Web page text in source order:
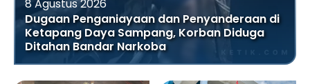
8 Agustus 2026
Dugaan Penganiayaan dan Penyanderaan di
Ketapang Daya Sampang, Korban Diduga
Ditahan Bandar Narkoba